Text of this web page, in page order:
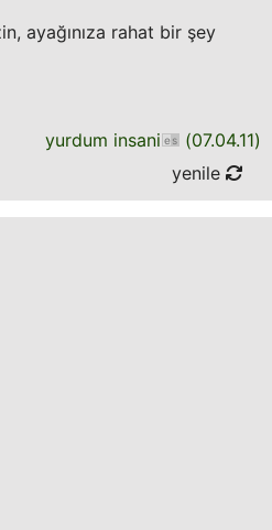
ayağınıza rahat bir şey
yurdum insani (07.04.11)
yenile